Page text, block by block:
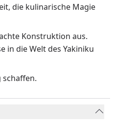
die kulinarische Magie
Konstruktion aus.
in die Welt des Yakiniku